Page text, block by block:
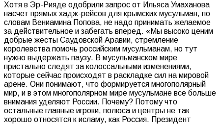
Хотя в Эр-Рияде одобрили запрос от Ильяса Умаханова
насчет прямых хадж-рейсов для крымских мусульман, по
словам Вениамина Попова, не надо принимать желаемое
за действительное и забегать вперед. «Мы высоко ценим
добрые жесты Саудовской Аравии, стремление
королевства помочь российским мусульманам, но тут
нужно выдержать паузу. В мусульманском мире
пристально следят за колоссальными изменениями,
которые сейчас происходят в раскладке сил на мировой
арене. Они понимают, что формируется многополярный
мир, и в этом многополярном мире мусульмане все больше
внимания уделяют России. Почему? Потому что
остальные главные игроки, полюса и центры не так
хорошо относятся к исламу, как Россия. Президент